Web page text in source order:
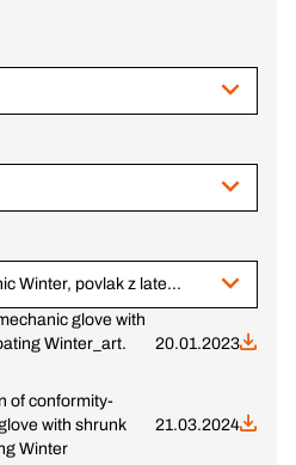
100425 Rukavice Mechanic Winter, povlak z latexu, neónovo žlté, veľ. 9
glove with
Winter_art.
20.01.2023
of conformity-
with shrunk
Winter
21.03.2024